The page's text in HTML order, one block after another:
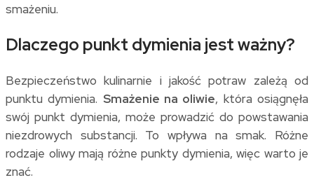
smażeniu.
Dlaczego punkt dymienia jest ważny?
Bezpieczeństwo kulinarnie i jakość potraw zależą od
punktu dymienia. Smażenie na oliwie, która osiągnęła
swój punkt dymienia, może prowadzić do powstawania
niezdrowych substancji. To wpływa na smak. Różne
rodzaje oliwy mają różne punkty dymienia, więc warto je
znać.